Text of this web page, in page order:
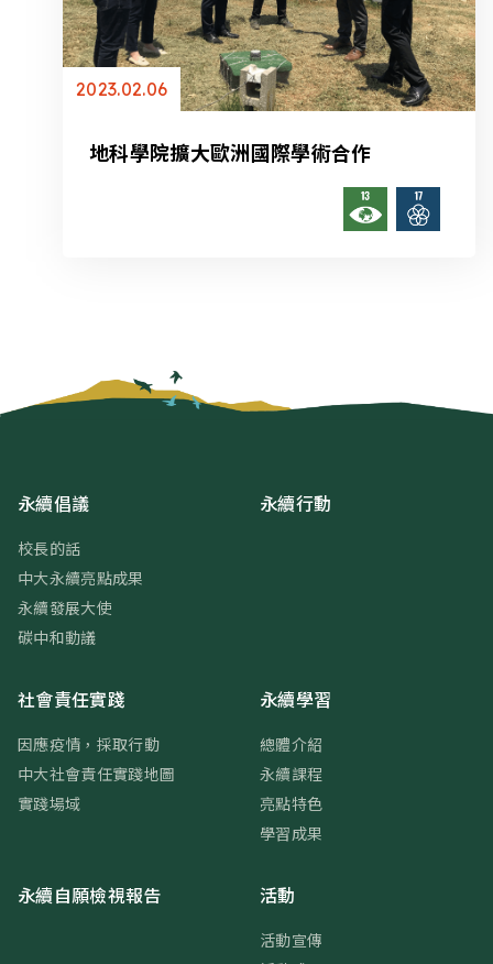
2023.02.06
地科學院擴大歐洲國際學術合作
永續倡議
校長的話
中大永續亮點成果
永續發展大使
碳中和動議
永續行動
社會責任實踐
因應疫情，採取行動
中大社會責任實踐地圖
實踐場域
永續學習
總體介紹
永續課程
亮點特色
學習成果
永續自願檢視報告 活動
活動宣傳